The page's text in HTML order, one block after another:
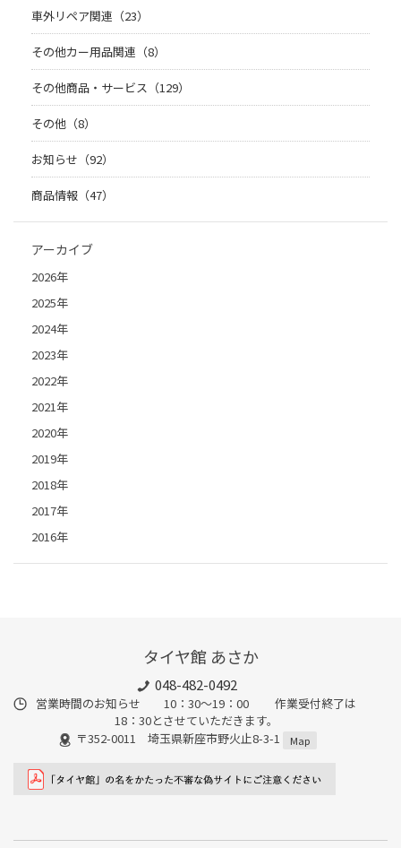
車外リペア関連（23）
その他カー用品関連（8）
その他商品・サービス（129）
その他（8）
お知らせ（92）
商品情報（47）
アーカイブ
2026年
2025年
2024年
2023年
2022年
2021年
2020年
2019年
2018年
2017年
2016年
タイヤ館 あさか
048-482-0492
営業時間のお知らせ 10：30～19：00 作業受付終了は
18：30とさせていただきます。
〒352-0011 埼玉県新座市野火止8-3-1
Map